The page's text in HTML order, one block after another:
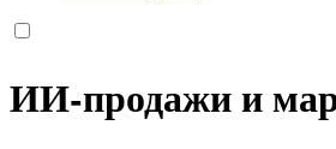
ИИ-продажи и